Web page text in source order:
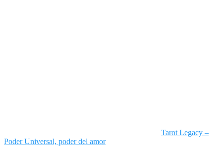
Tarot Legacy –
Poder Universal, poder del amor